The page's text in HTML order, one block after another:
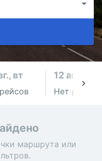
вт 12 авг., ср
Нет рейсов
маршрута или